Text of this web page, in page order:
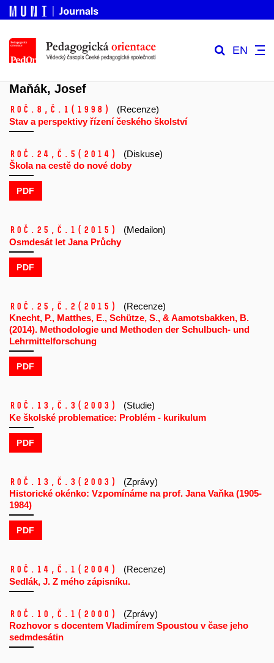
EN
Maňák, Josef
Roč.8, č.1 (1998)
(Recenze)
Stav a perspektivy řízení českého školství
Roč.24, č.5 (2014)
(Diskuse)
Škola na cestě do nové doby
PDF
Roč.25, č.1 (2015)
(Medailon)
Osmdesát let Jana Průchy
PDF
Roč.25, č.2 (2015)
(Recenze)
Knecht, P., Matthes, E., Schütze, S., & Aamotsbakken, B.
(2014). Methodologie und Methoden der Schulbuch- und
Lehrmittelforschung
PDF
Roč.13, č.3 (2003)
(Studie)
Ke školské problematice: Problém - kurikulum
PDF
Roč.13, č.3 (2003)
(Zprávy)
Historické okénko: Vzpomínáme na prof. Jana Vaňka (1905-
1984)
PDF
Roč.14, č.1 (2004)
(Recenze)
Sedlák, J. Z mého zápisníku.
Roč.10, č.1 (2000)
(Zprávy)
Rozhovor s docentem Vladimírem Spoustou v čase jeho
sedmdesátin